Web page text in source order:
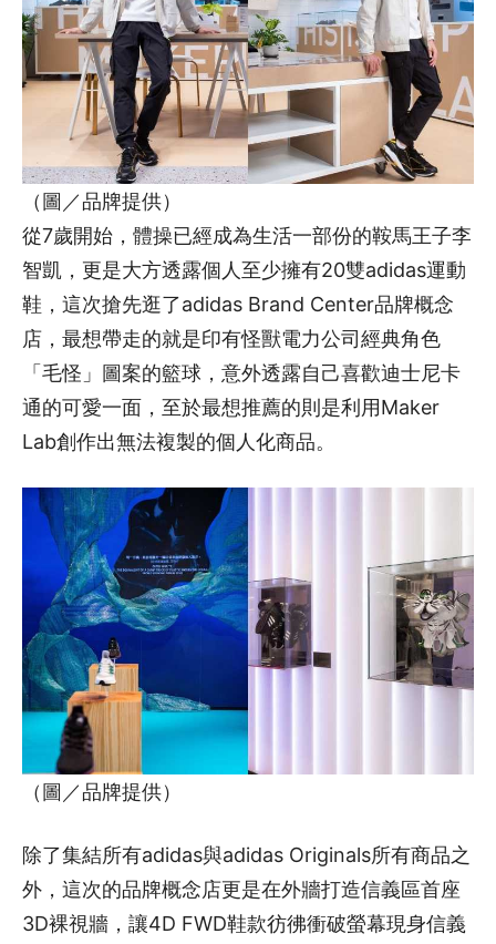
（圖／品牌提供）
從7歲開始，體操已經成為生活一部份的鞍馬王子李
智凱，更是大方透露個人至少擁有20雙adidas運動
鞋，這次搶先逛了adidas Brand Center品牌概念
店，最想帶走的就是印有怪獸電力公司經典角色
「毛怪」圖案的籃球，意外透露自己喜歡迪士尼卡
通的可愛一面，至於最想推薦的則是利用Maker
Lab創作出無法複製的個人化商品。
（圖／品牌提供）
除了集結所有adidas與adidas Originals所有商品之
外，這次的品牌概念店更是在外牆打造信義區首座
3D裸視牆，讓4D FWD鞋款彷彿衝破螢幕現身信義